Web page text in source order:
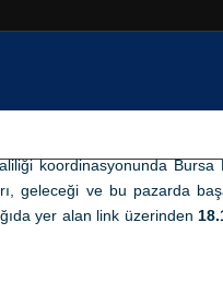
koordinasyonunda Bursa
geleceği ve bu pazarda
yer alan link üzerinden